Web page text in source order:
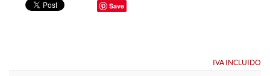
Save
IVA INCLUIDO